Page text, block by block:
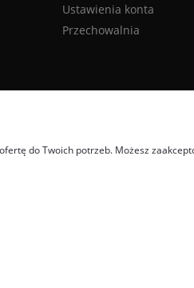
Ustawienia konta
Przechowalnia
turn one
do Twoich potrzeb. Możesz